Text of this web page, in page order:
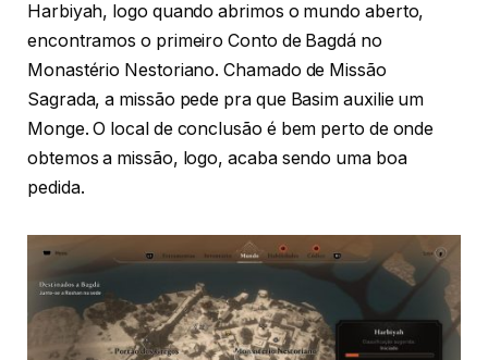
Harbiyah, logo quando abrimos o mundo aberto,
encontramos o primeiro Conto de Bagdá no
Monastério Nestoriano. Chamado de Missão
Sagrada, a missão pede pra que Basim auxilie um
Monge. O local de conclusão é bem perto de onde
obtemos a missão, logo, acaba sendo uma boa
pedida.